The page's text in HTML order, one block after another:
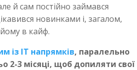
й сам постійно займався
новинками і, загалом,
в кайф.
із IT напрямків, паралельно
2-3 місяці, щоб допиляти свої